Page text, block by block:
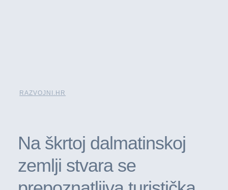
RAZVOJNI.HR
Na škrtoj dalmatinskoj
zemlji stvara se